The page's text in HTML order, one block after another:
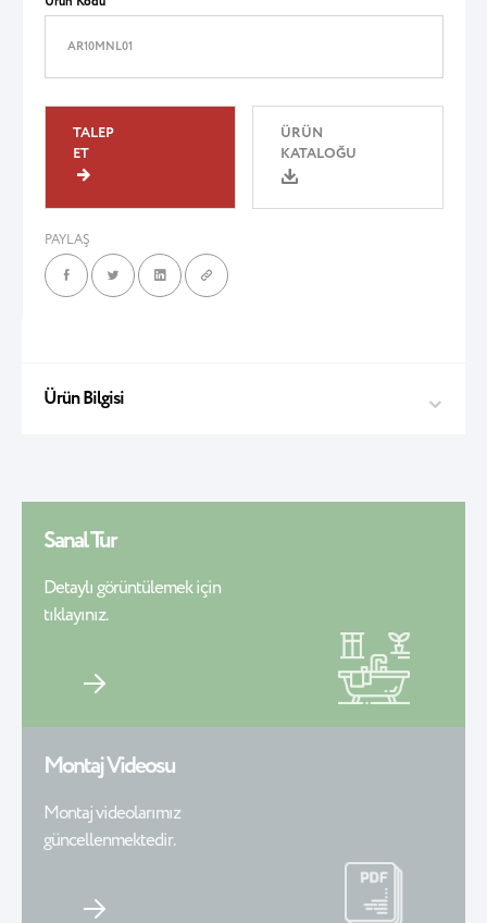
AR10MNL01
TALEP
ET
ÜRÜN
KATALOĞU
PAYLAŞ
Ürün Bilgisi
Sanal Tur
Detaylı görüntülemek için
tıklayınız.
Montaj Videosu
Montaj videolarımız
güncellenmektedir.